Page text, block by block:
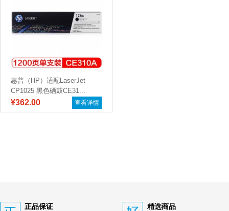
惠普（HP）适配LaserJet
CP1025 黑色硒鼓CE31...
¥362.00 查看详情
正品保证
精选商品